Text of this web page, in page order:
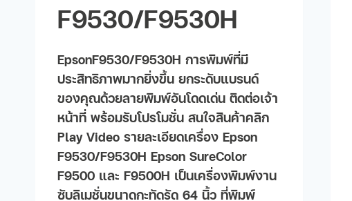
F9530/F9530H
EpsonF9530/F9530H การพิมพ์ที่มี
ประสิทธิภาพมากยิ่งขึ้น ยกระดับแบรนด์
ของคุณด้วยลายพิมพ์อันโดดเด่น ติดต่อเจ้า
หน้าที่ พร้อมรับโปรโมชั่น สนใจสินค้าคลิก
Play Video รายละเอียดเครื่อง Epson
F9530/F9530H Epson SureColor
F9500 และ F9500H เป็นเครื่องพิมพ์งาน
ซับลิเมชั่นขนาดกะทัดรัด 64 นิ้ว ที่พิมพ์